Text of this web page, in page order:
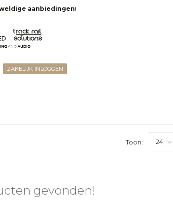
aanbiedingen!
ZAKELIJK INLOGGEN
Toon:
gevonden!